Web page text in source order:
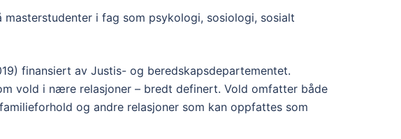
i fag som psykologi, sosiologi, sosialt
finansiert av Justis- og beredskapsdepartementet.
vold i nære relasjoner – bredt definert. Vold omfatter både
og andre relasjoner som kan oppfattes som